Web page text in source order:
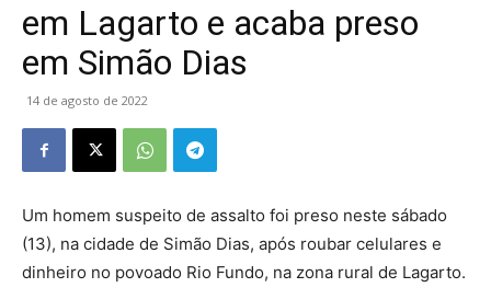
em Lagarto e acaba preso
em Simão Dias
14 de agosto de 2022
Um homem suspeito de assalto foi preso neste sábado
(13), na cidade de Simão Dias, após roubar celulares e
dinheiro no povoado Rio Fundo, na zona rural de Lagarto.